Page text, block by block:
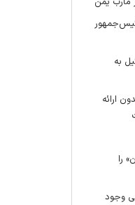
به
ارائه
را
وجود